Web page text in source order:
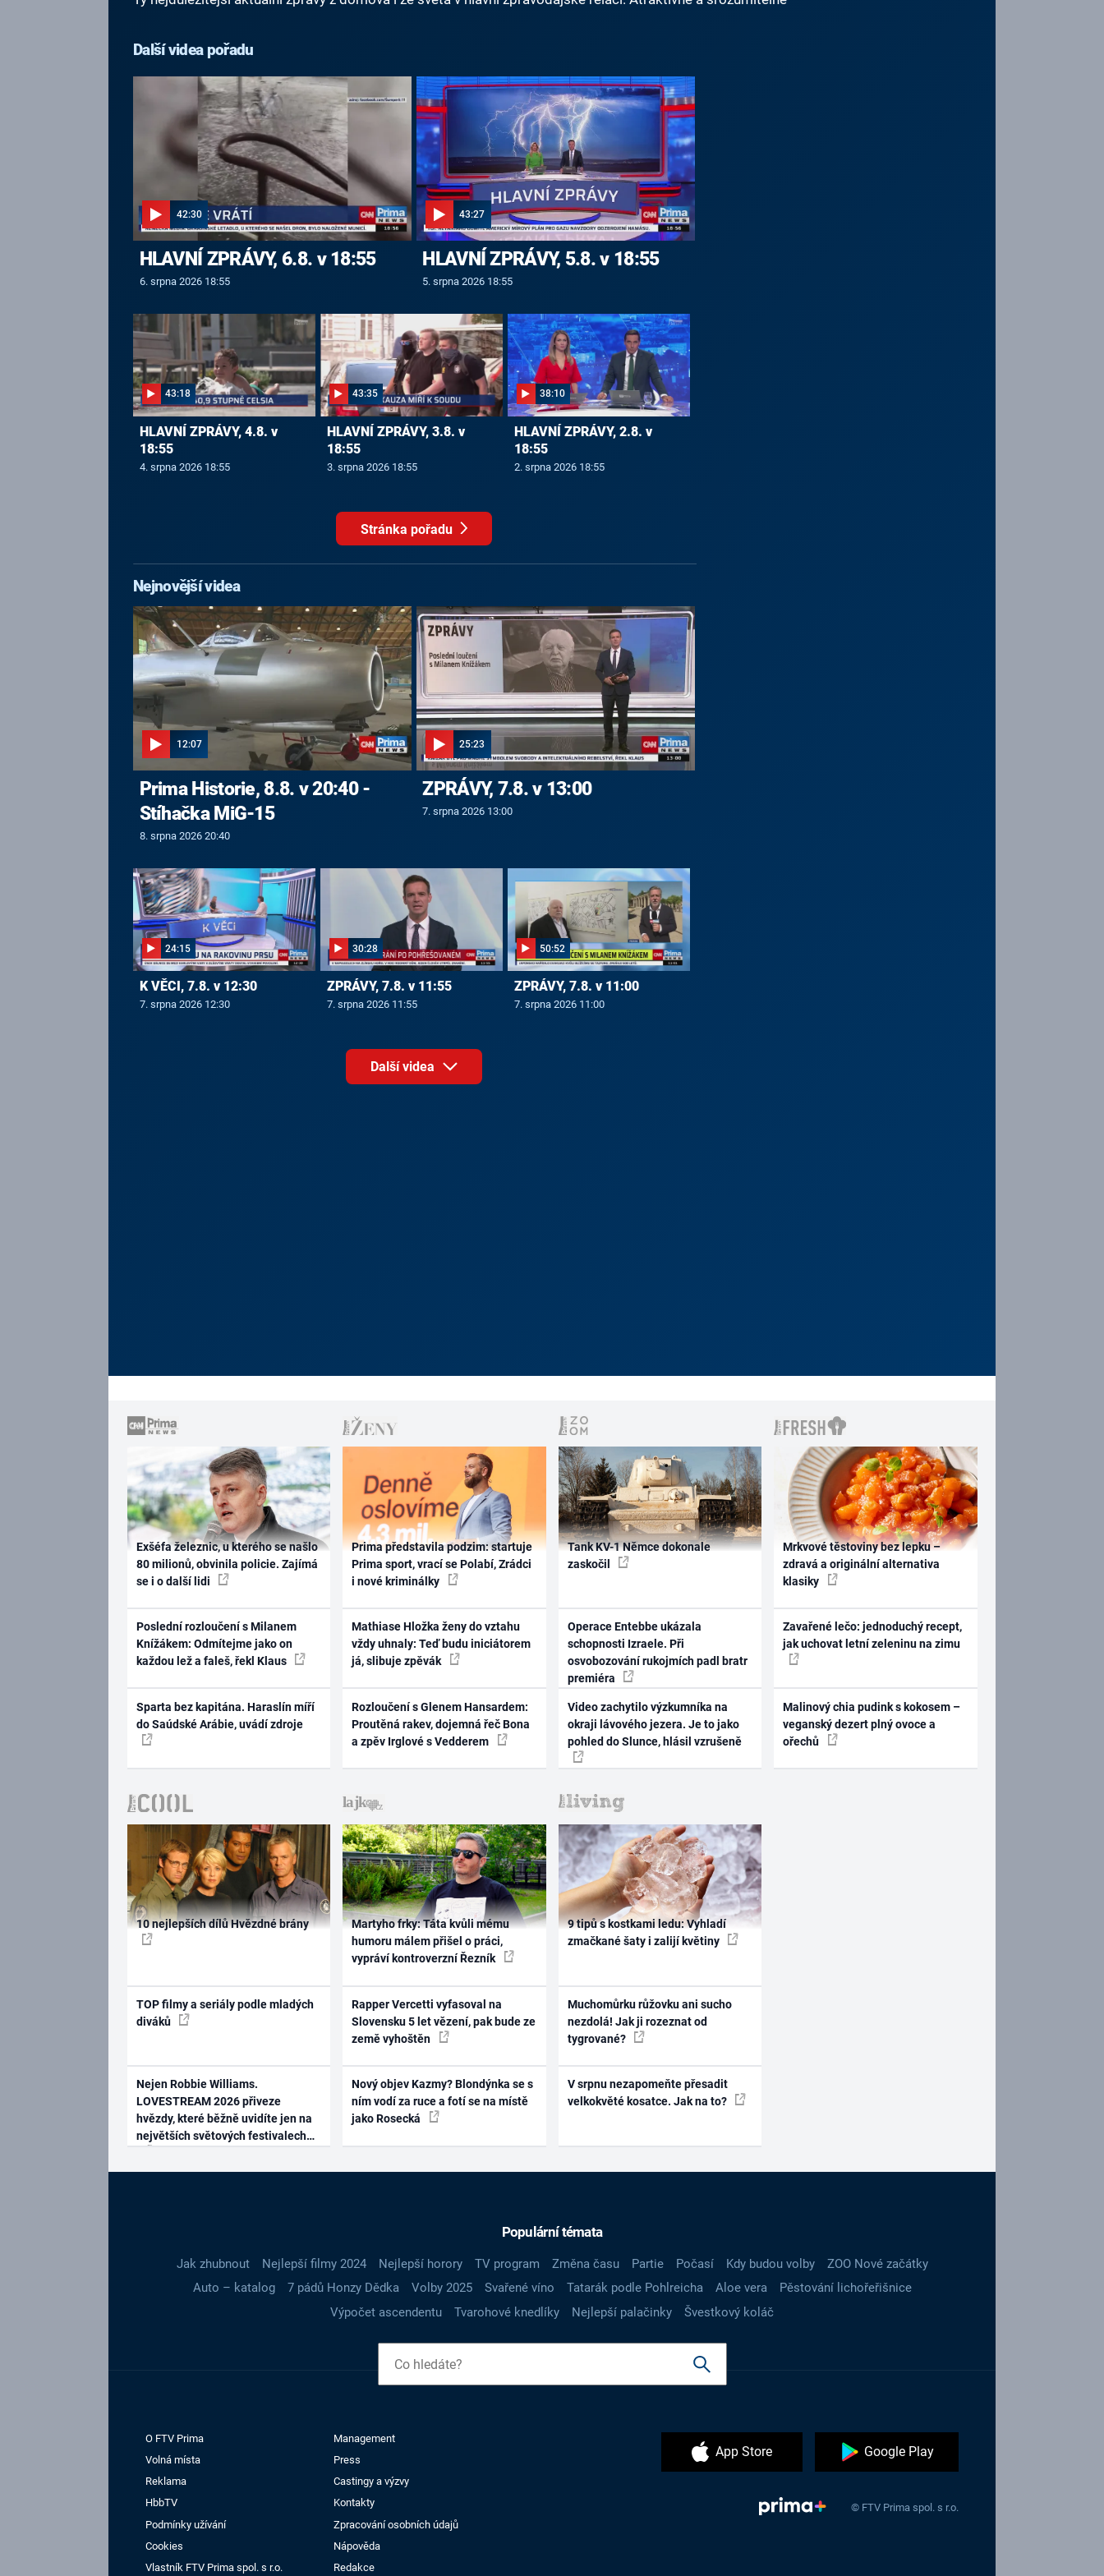
Další videa pořadu
42:30
HLAVNÍ ZPRÁVY, 6.8. v 18:55
6. srpna 2026 18:55
43:27
HLAVNÍ ZPRÁVY, 5.8. v 18:55
5. srpna 2026 18:55
43:18
HLAVNÍ ZPRÁVY, 4.8. v
18:55
4. srpna 2026 18:55
43:35
HLAVNÍ ZPRÁVY, 3.8. v
18:55
3. srpna 2026 18:55
38:10
HLAVNÍ ZPRÁVY, 2.8. v
18:55
2. srpna 2026 18:55
Stránka pořadu
Nejnovější videa
12:07
Prima Historie, 8.8. v 20:40 -
Stíhačka MiG-15
8. srpna 2026 20:40
25:23
ZPRÁVY, 7.8. v 13:00
7. srpna 2026 13:00
24:15
K VĚCI, 7.8. v 12:30
7. srpna 2026 12:30
30:28
ZPRÁVY, 7.8. v 11:55
7. srpna 2026 11:55
50:52
ZPRÁVY, 7.8. v 11:00
7. srpna 2026 11:00
Další videa
Exšéfa železnic, u kterého se našlo
80 milionů, obvinila policie. Zajímá
se i o další lidi
Poslední rozloučení s Milanem
Knížákem: Odmítejme jako on
každou lež a faleš, řekl Klaus
Sparta bez kapitána. Haraslín míří
do Saúdské Arábie, uvádí zdroje
Prima představila podzim: startuje
Prima sport, vrací se Polabí, Zrádci
i nové kriminálky
Mathiase Hložka ženy do vztahu
vždy uhnaly: Teď budu iniciátorem
já, slibuje zpěvák
Rozloučení s Glenem Hansardem:
Proutěná rakev, dojemná řeč Bona
a zpěv Irglové s Vedderem
Tank KV-1 Němce dokonale
zaskočil
Operace Entebbe ukázala
schopnosti Izraele. Při
osvobozování rukojmích padl bratr
premiéra
Video zachytilo výzkumníka na
okraji lávového jezera. Je to jako
pohled do Slunce, hlásil vzrušeně
Mrkvové těstoviny bez lepku –
zdravá a originální alternativa
klasiky
Zavařené lečo: jednoduchý recept,
jak uchovat letní zeleninu na zimu
Malinový chia pudink s kokosem –
veganský dezert plný ovoce a
ořechů
10 nejlepších dílů Hvězdné brány
TOP filmy a seriály podle mladých
diváků
Nejen Robbie Williams.
LOVESTREAM 2026 přiveze
hvězdy, které běžně uvidíte jen na
největších světových festivalech
Martyho frky: Táta kvůli mému
humoru málem přišel o práci,
vypráví kontroverzní Řezník
Rapper Vercetti vyfasoval na
Slovensku 5 let vězení, pak bude ze
země vyhoštěn
Nový objev Kazmy? Blondýnka se s
ním vodí za ruce a fotí se na místě
jako Rosecká
9 tipů s kostkami ledu: Vyhladí
zmačkané šaty i zalijí květiny
Muchomůrku růžovku ani sucho
nezdolá! Jak ji rozeznat od
tygrované?
V srpnu nezapomeňte přesadit
velkokvěté kosatce. Jak na to?
Populární témata
Jak zhubnout Nejlepší filmy 2024 Nejlepší horory TV program Změna času Partie Počasí Kdy budou volby
ZOO Nové začátky
Auto – katalog
7 pádů Honzy Dědka Volby 2025 Svařené víno Tatarák podle Pohlreicha Aloe vera
Pěstování lichořeřišnice
Výpočet ascendentu
Tvarohové knedlíky Nejlepší palačinky Švestkový koláč
O FTV Prima
Management
Volná místa
Press
Reklama
Castingy a výzvy
HbbTV
Kontakty
Podmínky užívání
Zpracování osobních údajů
Cookies
Nápověda
Vlastník FTV Prima spol. s r.o.
Redakce
App Store Google Play
© FTV Prima spol. s r.o.